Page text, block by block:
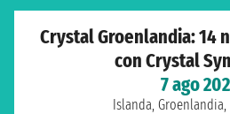
Crystal Groenlandia: 14
con Crystal
7 ago
Islanda, Groenlandia,